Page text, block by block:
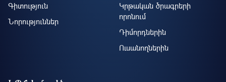
Գիտություն
Նորություններ
Կրթական ծրագրերի
որոնում
Դիմորդներին
Ուսանողներին